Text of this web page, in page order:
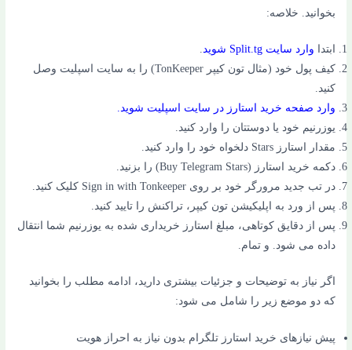
بخوانید. خلاصه:
ابتدا وارد سایت Split.tg شوید
.
کیف پول خود (مثال تون کیپر TonKeeper) را به سایت اسپلیت وصل
کنید.
وارد صفحه خرید استارز در سایت اسپلیت شوید.
یوزرنیم خود یا دوستتان را وارد کنید.
مقدار استارز Stars دلخواه خود را وارد کنید.
دکمه خرید استارز (Buy Telegram Stars) را بزنید.
در تب جدید مرورگر خود بر روی Sign in with Tonkeeper کلیک کنید.
پس از ورد به اپلیکیشن تون کیپر، تراکنش را تایید کنید.
پس از دقایق کوتاهی، مبلغ استارز خریداری شده به یوزرنیم شما انتقال
داده می شود. و تمام.
اگر نیاز به توضیحات و جزئیات بیشتری دارید، ادامه مطلب را بخوانید
که دو موضع زیر را شامل می شود:
پیش نیازهای خرید استارز تلگرام بدون نیاز به احراز هویت